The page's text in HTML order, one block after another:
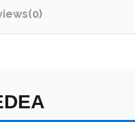
(0)